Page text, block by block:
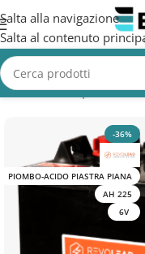
Salta alla navigazione
Salta al contenuto
/Batterie per
-36%
PIOMBO-ACIDO PIASTRA PIANA
AH 225
6V